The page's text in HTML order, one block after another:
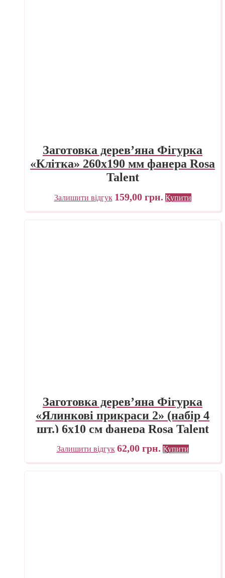
Заготовка дерев’яна Фігурка
«Клітка» 260х190 мм фанера Rosa
Talent
Залишити відгук 159,00 грн. Купити
Заготовка дерев’яна Фігурка
«Ялинкові прикраси 2» (набір 4
шт.) 6х10 см фанера Rosa Talent
Залишити відгук 62,00 грн. Купити